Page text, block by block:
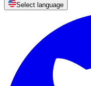
Select language